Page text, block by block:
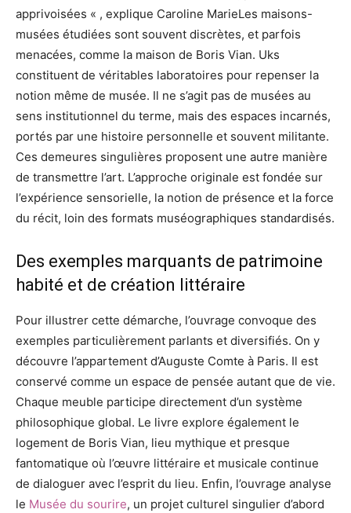
apprivoisées « , explique Caroline MarieLes maisons-
musées étudiées sont souvent discrètes, et parfois
menacées, comme la maison de Boris Vian. Uks
constituent de véritables laboratoires pour repenser la
notion même de musée. Il ne s’agit pas de musées au
sens institutionnel du terme, mais des espaces incarnés,
portés par une histoire personnelle et souvent militante.
Ces demeures singulières proposent une autre manière
de transmettre l’art. L’approche originale est fondée sur
l’expérience sensorielle, la notion de présence et la force
du récit, loin des formats muséographiques standardisés.
Des exemples marquants de patrimoine
habité et de création littéraire
Pour illustrer cette démarche, l’ouvrage convoque des
exemples particulièrement parlants et diversifiés. On y
découvre l’appartement d’Auguste Comte à Paris. Il est
conservé comme un espace de pensée autant que de vie.
Chaque meuble participe directement d’un système
philosophique global. Le livre explore également le
logement de Boris Vian, lieu mythique et presque
fantomatique où l’œuvre littéraire et musicale continue
de dialoguer avec l’esprit du lieu. Enfin, l’ouvrage analyse
le Musée du sourire, un projet culturel singulier d’abord